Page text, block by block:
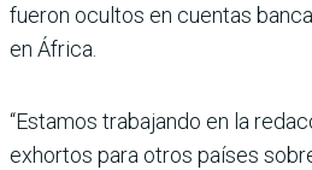
fueron ocultos en cuentas
en África.
“Estamos trabajando en la
exhortos para otros países